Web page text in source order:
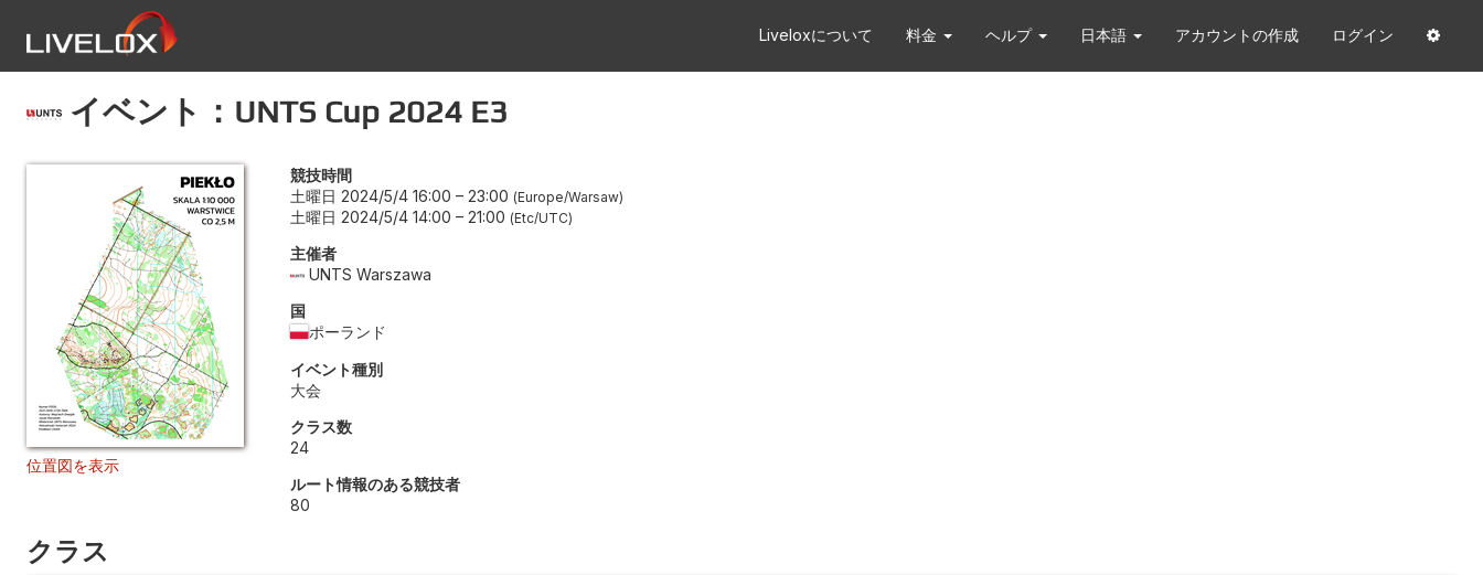
Liveloxについて 料金 ヘルプ 日本語 アカウントの作成 ログイン
イベント：UNTS Cup 2024 E3
位置図を表示
競技時間
土曜日 2024/5/4 16:00 – 23:00 Europe/Warsaw
土曜日 2024/5/4 14:00 – 21:00 Etc/UTC
主催者
UNTS Warszawa
国
ポーランド
イベント種別
大会
クラス数
24
ルート情報のある競技者
80
クラス